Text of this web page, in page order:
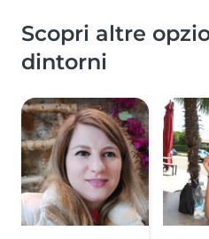
Scopri altre
dintorni